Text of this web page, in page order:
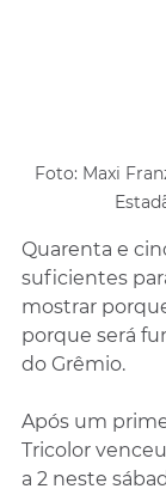
Foto: Maxi
Quarenta e
suficientes
mostrar
porque será
do Grêmio.
Após um
Tricolor
a 2 neste